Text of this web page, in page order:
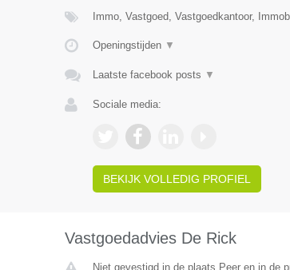
Immo, Vastgoed, Vastgoedkantoor,
Openingstijden ▼
Laatste facebook posts ▼
Sociale media:
BEKIJK VOLLEDIG PROFIEL
Vastgoedadvies De Rick
Niet gevestigd in de plaats Peer en in de